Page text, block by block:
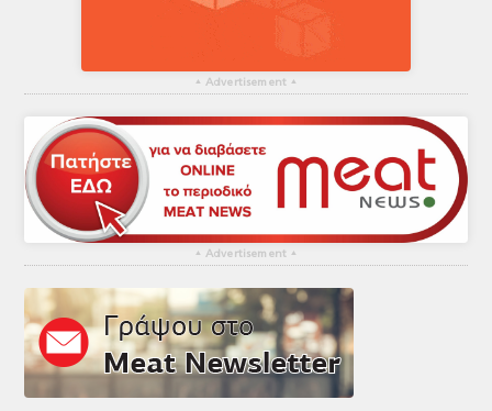
▴ Advertisement ▴
▴ Advertisement ▴